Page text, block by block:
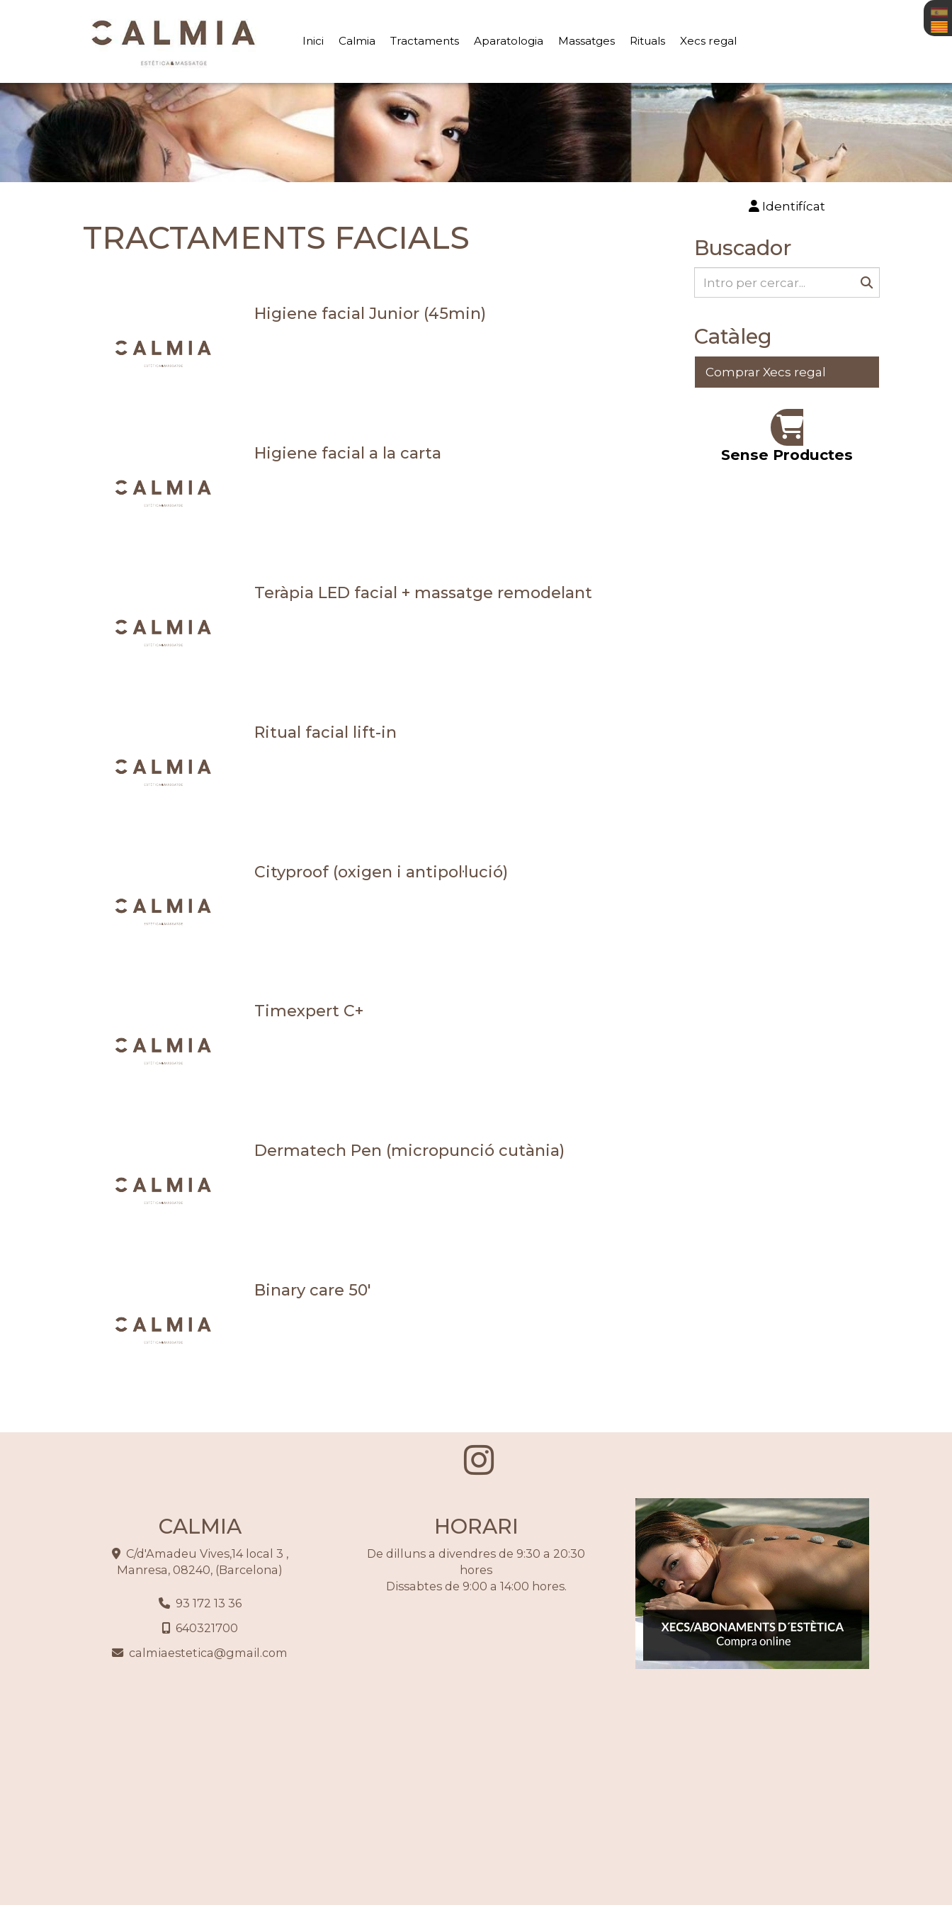
Inici Calmia Tractaments Aparatologia Massatges Rituals Xecs regal
TRACTAMENTS FACIALS
Higiene facial Junior (45min)
Higiene facial a la carta
Teràpia LED facial + massatge remodelant
Ritual facial lift-in
Cityproof (oxigen i antipol·lució)
Timexpert C+
Dermatech Pen (micropunció cutània)
Binary care 50'
Identifícat
Buscador
Catàleg
Comprar Xecs regal
Sense Productes
CALMIA
C/d'Amadeu Vives,14 local 3 ,
Manresa, 08240, (Barcelona)
93 172 13 36
640321700
calmiaestetica
gmail.com
HORARI
De dilluns a divendres de 9:30 a 20:30
hores
Dissabtes de 9:00 a 14:00 hores.